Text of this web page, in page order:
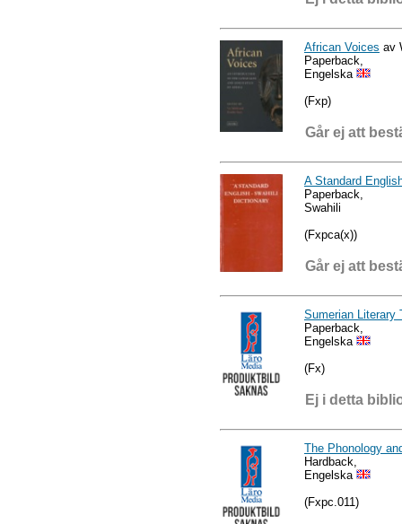
African Voices av
Paperback,
Engelska
(Fxp)
Går ej att
A Standard
Paperback,
Swahili
(Fxpca(x))
Går ej att
Sumerian Literary
Paperback,
Engelska
(Fx)
Ej i detta
The Phonology
Hardback,
Engelska
(Fxpc.011)